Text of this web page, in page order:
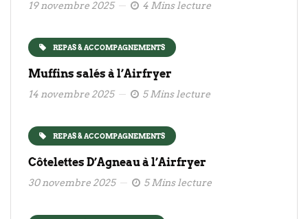
19 novembre 2025 4 Mins lecture
REPAS & ACCOMPAGNEMENTS
Muffins salés à l’Airfryer
14 novembre 2025 5 Mins lecture
REPAS & ACCOMPAGNEMENTS
Côtelettes D’Agneau à l’Airfryer
30 novembre 2025 5 Mins lecture